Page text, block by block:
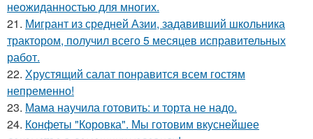
неожиданностью для многих.
21. Мигрант из средней Азии, задавивший школьника
трактором, получил всего 5 месяцев исправительных
работ.
22. Хрустящий салат понравится всем гостям
непременно!
23. Мама научила готовить: и торта не надо.
24. Конфеты "Коровка". Мы готовим вкуснейшее